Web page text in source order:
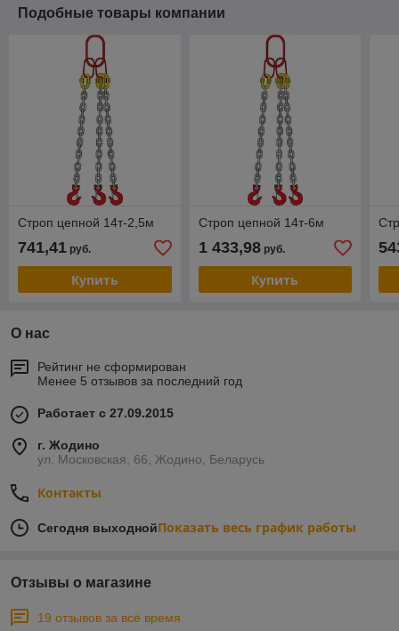
Подобные товары компании
Строп цепной 14т-2,5м
741,41 руб.
Купить
Строп цепной 14т-6м
1 433,98руб.
Купить
О нас
Рейтинг не сформирован
Менее 5 отзывов за последний год
Работает с 27.09.2015
г. Жодино
ул. Московская, 66, Жодино, Беларусь
Контакты
Сегодня выходнойПоказать весь график работы
Отзывы о магазине
19 отзывов за всё время